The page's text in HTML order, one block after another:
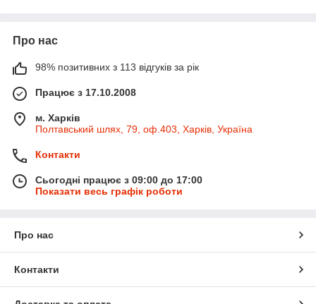
Про нас
98% позитивних з 113 відгуків за рік
Працює з 17.10.2008
м. Харків
Полтавський шлях, 79, оф.403, Харків, Україна
Контакти
Сьогодні працює з 09:00 до 17:00
Показати весь графік роботи
Про нас
Контакти